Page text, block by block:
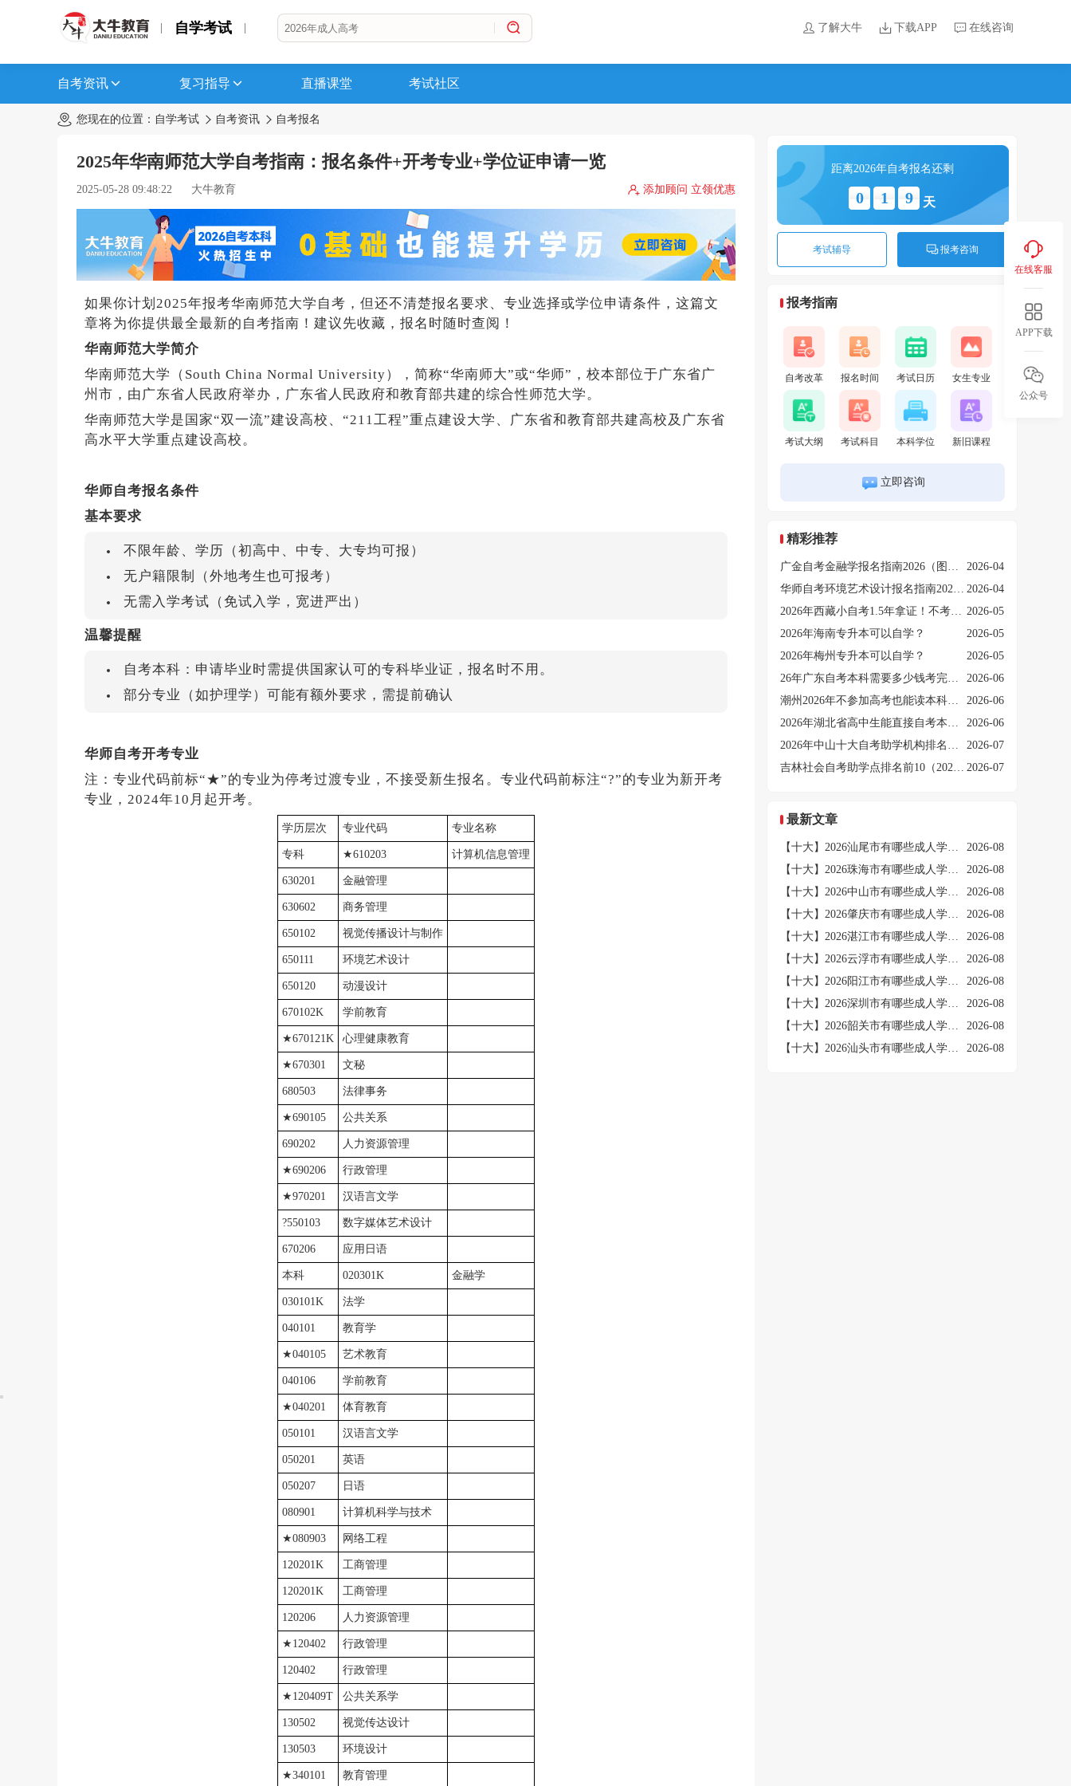
自学考试 了解大牛 下载APP 在线咨询
自考资讯 复习指导 直播课堂 考试社区
您现在的位置： 自学考试 自考资讯 自考报名
2025年华南师范大学自考指南：报名条件+开考专业+学位证申请一览
2025-05-28 09:48:22 大牛教育 添加顾问 立领优惠
如果你计划2025年报考华南师范大学自考，但还不清楚报名要求、专业选择或学位申请条件，这篇文
章将为你提供最全最新的自考指南！建议先收藏，报名时随时查阅！
华南师范大学简介
华南师范大学（South China Normal University），简称“华南师大”或“华师”，校本部位于广东省广
州市，由广东省人民政府举办，广东省人民政府和教育部共建的综合性师范大学。
华南师范大学是国家“双一流”建设高校、“211工程”重点建设大学、广东省和教育部共建高校及广东省
高水平大学重点建设高校。
华师自考报名条件
基本要求
不限年龄、学历（初高中、中专、大专均可报）
无户籍限制（外地考生也可报考）
无需入学考试（免试入学，宽进严出）
温馨提醒
自考本科：申请毕业时需提供国家认可的专科毕业证，报名时不用。
部分专业（如护理学）可能有额外要求，需提前确认
华师自考开考专业
注：专业代码前标“★”的专业为停考过渡专业，不接受新生报名。专业代码前标注“?”的专业为新开考
专业，2024年10月起开考。
学历层次 专业代码 专业名称
专科 ★610203 计算机信息管理
630201 金融管理
630602 商务管理
650102 视觉传播设计与制作
650111 环境艺术设计
650120 动漫设计
670102K 学前教育
★670121K 心理健康教育
★670301 文秘
680503 法律事务
★690105 公共关系
690202 人力资源管理
★690206 行政管理
★970201 汉语言文学
?550103 数字媒体艺术设计
670206 应用日语
本科 020301K 金融学
030101K 法学
040101 教育学
★040105 艺术教育
040106 学前教育
★040201 体育教育
050101 汉语言文学
050201 英语
050207 日语
080901 计算机科学与技术
★080903 网络工程
120201K 工商管理
120201K 工商管理
120206 人力资源管理
★120402 行政管理
120402 行政管理
★120409T 公共关系学
130502 视觉传达设计
130503 环境设计
★340101 教育管理
距离2026年自考报名还剩
0 1 9 天
考试辅导 报考咨询
报考指南
自考改革 报名时间 考试日历 女生专业
考试大纲 考试科目 本科学位 新旧课程
立即咨询
精彩推荐
广金自考金融学报名指南2026（图）：条件|时间|科目
2026-04
华师自考环境艺术设计报名指南2026（图）：条件|时间|科目 2026-04
2026年西藏小自考1.5年拿证！不考数学和英语！ 2026-05
2026年海南专升本可以自学？
2026-05
2026年梅州专升本可以自学？
2026-05
26年广东自考本科需要多少钱考完？如何报名呢？
2026-06
潮州2026年不参加高考也能读本科吗（附官方入口）
2026-06
2026年湖北省高中生能直接自考本科吗？
2026-06
2026年中山十大自考助学机构排名前十 哪一个实力最强？
2026-07
吉林社会自考助学点排名前10（2025公示） 2026-07
最新文章
【十大】2026汕尾市有哪些成人学历提升培训机构
2026-08
【十大】2026珠海市有哪些成人学历提升培训机构
2026-08
【十大】2026中山市有哪些成人学历提升培训机构
2026-08
【十大】2026肇庆市有哪些成人学历提升培训机构
2026-08
【十大】2026湛江市有哪些成人学历提升培训机构
2026-08
【十大】2026云浮市有哪些成人学历提升培训机构
2026-08
【十大】2026阳江市有哪些成人学历提升培训机构
2026-08
【十大】2026深圳市有哪些成人学历提升培训机构
2026-08
【十大】2026韶关市有哪些成人学历提升培训机构
2026-08
【十大】2026汕头市有哪些成人学历提升培训机构
2026-08
在线客服
APP下载
公众号